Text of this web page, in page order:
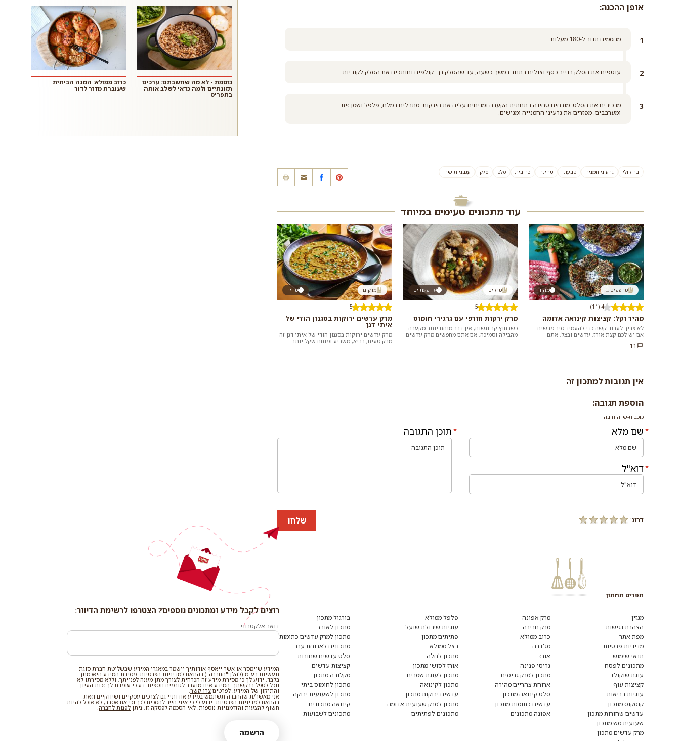
אופן ההכנה:
מחממים תנור ל-180 מעלות.
עוטפים את הסלק בנייר כסף וצולים בתנור במשך כשעה, עד שהסלק רך. קולפים וחותכים את הסלק לקוביות.
מרכיבים את הסלט: מורחים טחינה בתחתית הקערה ומניחים עליה את הירקות. מתבלים במלח, פלפל ושמן זית
ומערבבים. מפזרים את גרעיני החמנייה ומגישים.
ברוקולי גרעיני חמניה טבעוני טחינה כרובית סלט סלק עגבניות שרי
עוד מתכונים טעימים במיוחד
מהיר מחפשים ...
4 (11)
מהיר וקל: קציצות קינואה אדומה
לא צריך לעבוד קשה כדי להעמיד סיר מרשים.
אם יש לכם קצת אורז, עדשים ובצל, אתם
דורשת...
11
עד שעתיים מרקים
5
מרק ירקות חורפי עם גרגירי חומוס
כשבחוץ קר וגשום, אין דבר מנחם יותר מקערה
מהבילה וסמיכה. אם אתם מחפשים מרק עדשים
מהיר מרקים
5
מרק עדשים ירוקות בסגנון הודי של
איתי דגן
מרק עדשים ירוקות בסגנון הודי של איתי דגן זה
מרק טעים, בריא, משביע ומנחם שקל יותר
אין תגובות למתכון זה
הוספת תגובה:
כוכבית-שדה חובה
שם מלא
דוא"ל
תוכן התגובה
דרוג: שלחו
כוסמת - לא מה שחשבתם: ערכים
תזונתיים ולמה כדאי לשלב אותה
בתפריט
כרוב ממולא: המנה הביתית
שעוברת מדור לדור
תפריט תחתון
מגזין
הצהרת נגישות
מפת אתר
מדיניות פרטיות
תנאי שימוש
מתכונים לפסח
עוגת שוקולד
קציצות עוף
עוגיות בריאות
קוסקוס מתכון
עדשים שחורות מתכון
שעועית מש מתכון
מרק עדשים מתכון
מרק אפונה
מרק חרירה
כרוב ממולא
מג'דרה
אורז
גריסי פנינה
מתכון למרק גריסים
ארוחת צהריים מהירה
סלט קינואה מתכון
עדשים כתומות מתכון
אפונה מתכונים
פלפל ממולא
עוגיות שיבולת שועל
פתיתים מתכון
בצל ממולא
מתכון לחלה
אורז לסושי מתכון
מתכון לעוגת שמרים
מתכון לקינואה
עדשים ירוקות מתכון
מתכון למרק שעועית אדומה
מתכונים לפתיתים
בורגול מתכון
מתכון לאורז
מתכון למרק עדשים כתומות
מתכונים לארוחת ערב
סלט עדשים שחורות
קציצות עדשים
מקלובה מתכון
מתכון לחומוס ביתי
מתכון לשעועית ירוקה
קינואה מתכונים
מתכונים לשבועות
רוצים לקבל מידע ומתכונים נוספים? הצטרפו לרשימת הדיוור:
דואר אלקטרוני
המידע שיימסר או אשר ייאסף אודותיך יישמר במאגרי המידע שבשליטת חברת סוגת
תעשיות בע"מ (להלן:"החברה") בהתאם למדיניות הפרטיות . מסירת המידע היאכמתך
בלבד. ידוע לך כי מסירת מידע זה הכרחית לצורך מתן מענה לפנייתך, וללא מסירתו לא
נוכל לטפל בבקשתך. המידע אינו מועבר לגורמים נוספים. דע כי עומדת לך זכות העיון
והתיקון של המידע. לפרטים צרו קשר
אני מאשר/ת שהחברה תשתמש במידע אודותיי גם לצרכים עסקיים ושיווקיים וזאת
בהתאם למדיניות הפרטיות . ידוע לי כי איני חייב להסכים לכך וכי אם אסרב, לא אוכל להיות
חשוף להצעות והזדמנויות נוספות. לאי הסכמה לפסקה זו, ניתן לפנות לחברה
הרשמה